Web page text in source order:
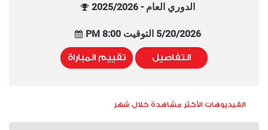
الدوري العام - 2025/2026
5/20/2026 التوقيت 8:00 PM
التفاصيل تقييم المباراة
الفيديوهات الأكثر مشاهدة خلال شهر